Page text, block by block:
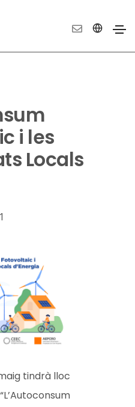
i les
Locals
tindrà lloc